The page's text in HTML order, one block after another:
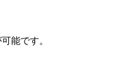
能です。